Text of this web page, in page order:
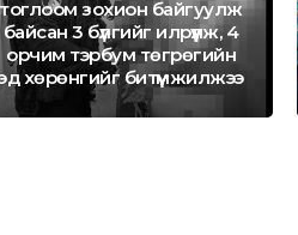
тоглоом зохион байгуулж
байсан 3 бүлгийг илрүүлж, 4
орчим тэрбум төгрөгийн
хөрөнгийг битүүмжилжээ